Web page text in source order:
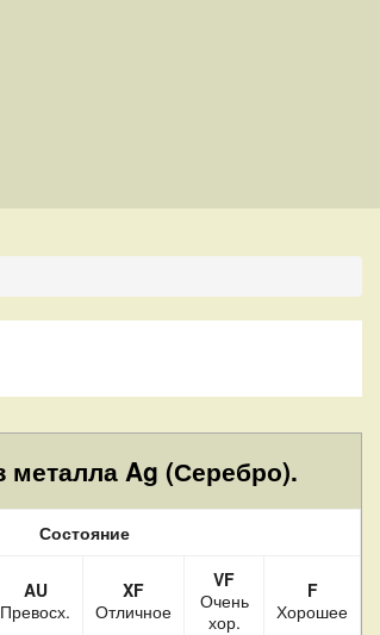
Ag (Серебро).
Состояние
AU
Превосх.
XF
Отличное
VF
Очень
хор.
F
Хорошее